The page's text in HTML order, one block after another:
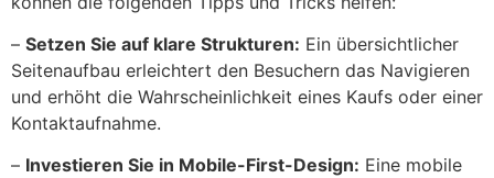
– Setzen Sie auf klare Strukturen: Ein übersichtlicher
Seitenaufbau erleichtert den Besuchern das Navigieren
und erhöht die Wahrscheinlichkeit eines Kaufs oder einer
Kontaktaufnahme.
– Investieren Sie in Mobile-First-Design: Eine mobile